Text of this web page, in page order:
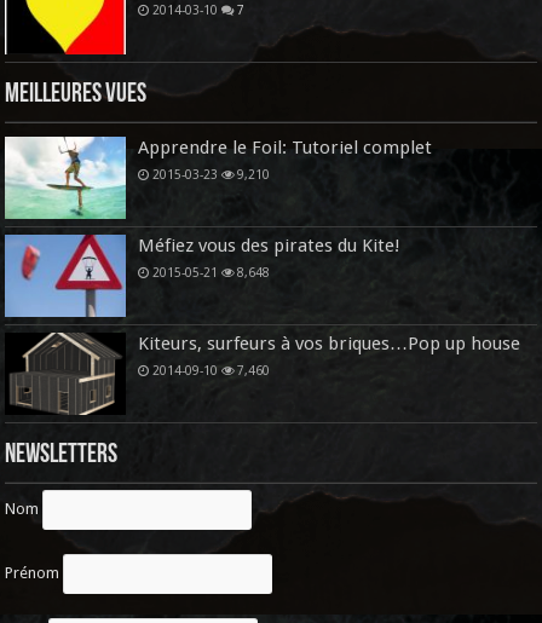
2014-03-10 7
Meilleures vues
Apprendre le Foil: Tutoriel complet
2015-03-23 9,210
Méfiez vous des pirates du Kite!
2015-05-21 8,648
Kiteurs, surfeurs à vos briques…Pop up house
2014-09-10 7,460
Newsletters
Nom
Prénom